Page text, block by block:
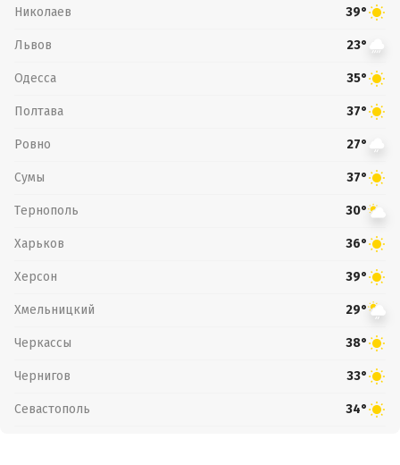
Николаев 39°
Львов 23°
Одесса 35°
Полтава 37°
Ровно 27°
Сумы 37°
Тернополь 30°
Харьков 36°
Херсон 39°
Хмельницкий 29°
Черкассы 38°
Чернигов 33°
Севастополь 34°